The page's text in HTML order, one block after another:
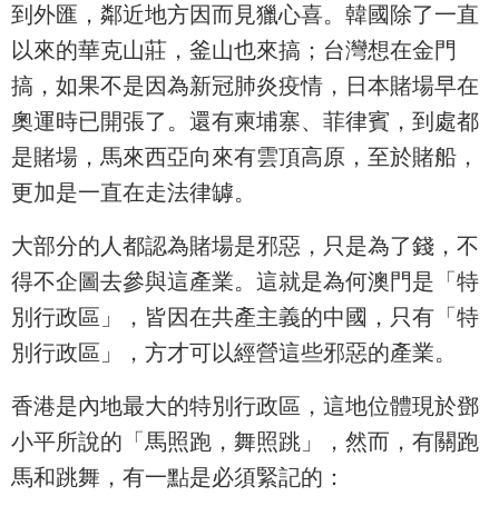
到外匯，鄰近地方因而見獵心喜。韓國除了一直
以來的華克山莊，釜山也來搞；台灣想在金門
搞，如果不是因為新冠肺炎疫情，日本賭場早在
奧運時已開張了。還有柬埔寨、菲律賓，到處都
是賭場，馬來西亞向來有雲頂高原，至於賭船，
更加是一直在走法律罅。
大部分的人都認為賭場是邪惡，只是為了錢，不
得不企圖去參與這產業。這就是為何澳門是「特
別行政區」，皆因在共產主義的中國，只有「特
別行政區」，方才可以經營這些邪惡的產業。
香港是內地最大的特別行政區，這地位體現於鄧
小平所說的「馬照跑，舞照跳」，然而，有關跑
馬和跳舞，有一點是必須緊記的：